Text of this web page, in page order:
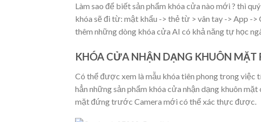
Làm sao để biết sản phẩm khóa cửa nào mới ? thì
khóa sẽ đi từ: mật khẩu -> thẻ từ > vân tay -> App -
thêm những dòng khóa cửa AI có khả năng tự học
KHÓA CỬA NHẬN DẠNG KHUÔN MẶT
Có thể được xem là mẫu khóa tiên phong trong việc
hẳn những sản phẩm khóa cửa nhận dạng khuôn
mặt đứng trước Camera mới có thể xác thực được.